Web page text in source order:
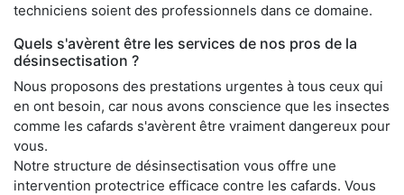
techniciens soient des professionnels dans ce domaine.
Quels s'avèrent être les services de nos pros de la
désinsectisation ?
Nous proposons des prestations urgentes à tous ceux qui
en ont besoin, car nous avons conscience que les insectes
comme les cafards s'avèrent être vraiment dangereux pour
vous.
Notre structure de désinsectisation vous offre une
intervention protectrice efficace contre les cafards. Vous